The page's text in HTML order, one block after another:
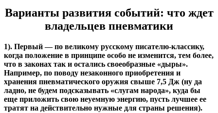
Варианты развития событий: что ждет
владельцев пневматики
1). Первый — по великому русскому писателю-классику,
когда положение в принципе особо не изменится, тем более,
что в законах так и остались своеобразные «дыры».
Например, по поводу незаконного приобретения и
хранения пневматического оружия свыше 7,5 Дж (ну да
ладно, не будем подсказывать «слугам народа», куда бы
еще приложить свою неуемную энергию, пусть лучшее ее
тратят на действительно нужные для страны решения).